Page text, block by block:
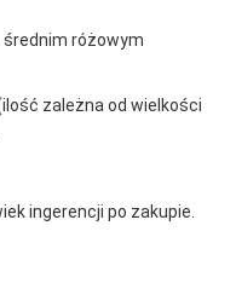
różowym
ilość zależna od wielkości
ingerencji po zakupie.